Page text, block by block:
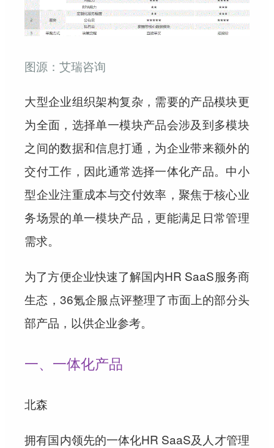
图源：艾瑞咨询
大型企业组织架构复杂，需要的产品模块更
为全面，选择单一模块产品会涉及到多模块
之间的数据和信息打通，为企业带来额外的
交付工作，因此通常选择一体化产品。中小
型企业注重成本与交付效率，聚焦于核心业
务场景的单一模块产品，更能满足日常管理
需求。
为了方便企业快速了解国内HR SaaS服务商
生态，36氪企服点评整理了市面上的部分头
部产品，以供企业参考。
一、一体化产品
北森
拥有国内领先的一体化HR SaaS及人才管理